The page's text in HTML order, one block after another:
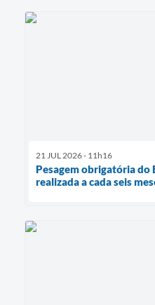
21 JUL 2026 - 11h16
Pesagem obrigatória do
realizada a cada seis